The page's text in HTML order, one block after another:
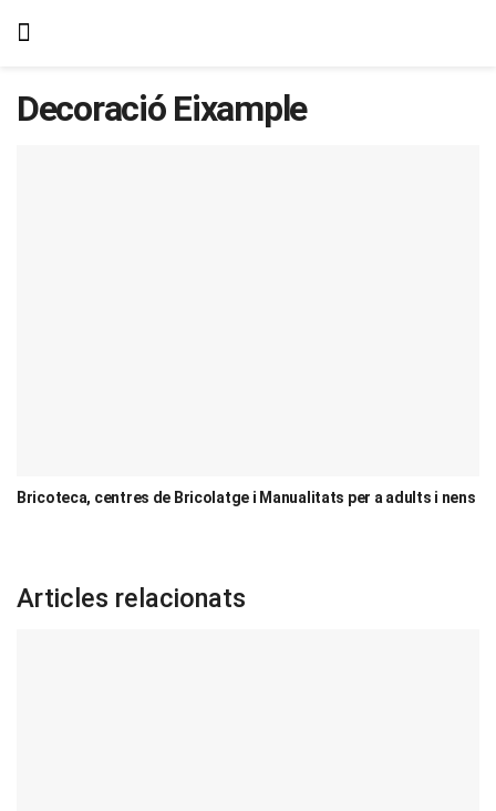
Decoració Eixample
Bricoteca, centres de Bricolatge i Manualitats per a adults i nens
Articles relacionats